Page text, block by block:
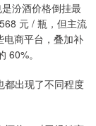
汾酒价格倒挂最
元 / 瓶，但主流
商平台，叠加补
60%。
都出现了不同程度